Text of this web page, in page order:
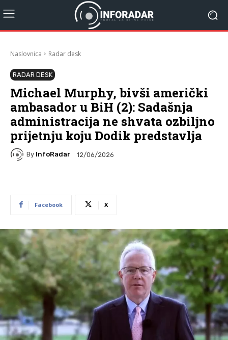
Naslovnica Radar desk
RADAR DESK
Michael Murphy, bivši američki
ambasador u BiH (2): Sadašnja
administracija ne shvata ozbiljno
prijetnju koju Dodik predstavlja
By InfoRadar 12/06/2026
Facebook X